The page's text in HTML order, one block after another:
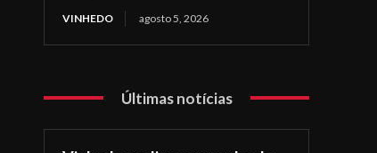
VINHEDO agosto 5, 2026
Últimas notícias